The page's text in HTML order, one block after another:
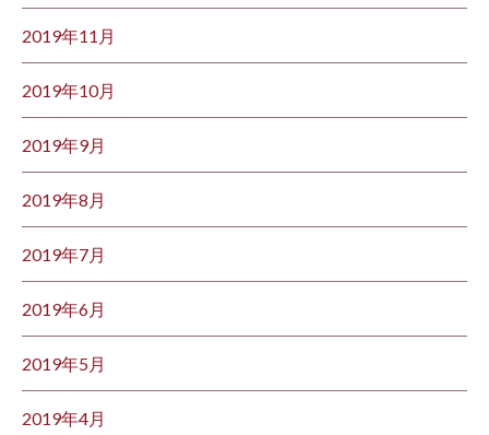
2019年11月
2019年10月
2019年9月
2019年8月
2019年7月
2019年6月
2019年5月
2019年4月